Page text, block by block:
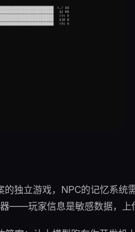
独立游戏，NPC的记忆系
——玩家信息是敏感数据，上